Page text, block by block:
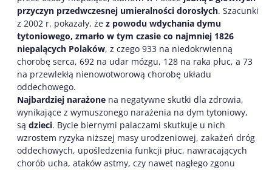
przyczyn przedwczesnej umieralności dorosłych. Szacunki
z 2002 r. pokazały, że z powodu wdychania dymu
tytoniowego, zmarło w tym czasie co najmniej 1826
niepalących Polaków, z czego 933 na niedokrwienną
chorobę serca, 692 na udar mózgu, 128 na raka płuc, a 73
na przewlekłą nienowotworową chorobę układu
oddechowego.
Najbardziej narażone na negatywne skutki dla zdrowia,
wynikające z wymuszonego narażenia na dym tytoniowy,
są dzieci. Bycie biernymi palaczami skutkuje u nich
wzrostem ryzyka niższej masy urodzeniowej, zakażeń dróg
oddechowych, upośledzenia funkcji płuc, nawracających
chorób ucha, ataków astmy, czy nawet nagłego zgonu